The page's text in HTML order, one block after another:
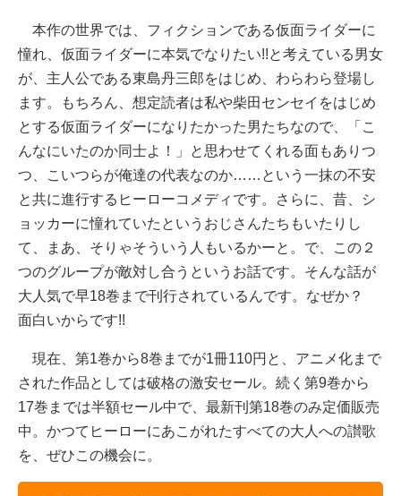
本作の世界では、フィクションである仮面ライダーに
憧れ、仮面ライダーに本気でなりたい!!と考えている男女
が、主人公である東島丹三郎をはじめ、わらわら登場し
ます。もちろん、想定読者は私や柴田センセイをはじめ
とする仮面ライダーになりたかった男たちなので、「こ
んなにいたのか同士よ！」と思わせてくれる面もありつ
つ、こいつらが俺達の代表なのか……という一抹の不安
と共に進行するヒーローコメディです。さらに、昔、シ
ョッカーに憧れていたというおじさんたちもいたりし
て、まあ、そりゃそういう人もいるかーと。で、この２
つのグループが敵対し合うというお話です。そんな話が
大人気で早18巻まで刊行されているんです。なぜか？
面白いからです!!
現在、第1巻から8巻までが1冊110円と、アニメ化まで
された作品としては破格の激安セール。続く第9巻から
17巻までは半額セール中で、最新刊第18巻のみ定価販売
中。かつてヒーローにあこがれたすべての大人への讃歌
を、ぜひこの機会に。